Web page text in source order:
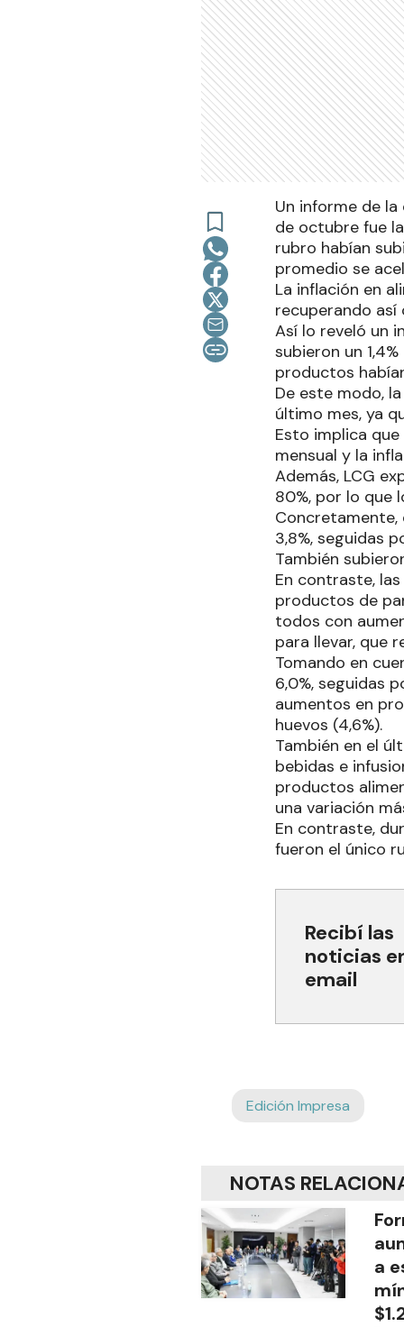
Un informe de
de octubre fue
rubro habían
promedio se
La inflación en
recuperando así
Así lo reveló un
subieron un
productos
De este modo,
último mes, ya
Esto implica
mensual y la
Además, LCG
80%, por lo que
Concretamente,
3,8%, seguidas
También
En contraste,
productos de
todos con
para llevar, que
Tomando en
6,0%, seguidas
aumentos en
huevos (4,6%).
También en el
bebidas e
productos
una variación
En contraste,
fueron el único
Recibí las
noticias
email
Edición Impresa
NOTAS
a